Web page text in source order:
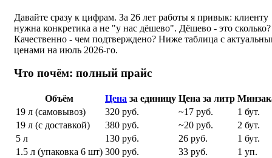
Давайте сразу к цифрам. За 26 лет работы я привык: клиенту
нужна конкретика а не "у нас дёшево". Дёшево - это сколько?
Качественно - чем подтверждено? Ниже таблица с
ценами на июль 2026-го.
Что почём: полный прайс
Объём Цена за единицу Цена за литр
19 л (самовывоз)
320 руб. ~17 руб.
1 бут.
19 л (с доставкой)
380 руб. ~20 руб.
2 бут.
5 л
130 руб. 26 руб.
1 бут.
1.5 л (упаковка 6 шт) 300 руб. 33 руб.
1 уп.